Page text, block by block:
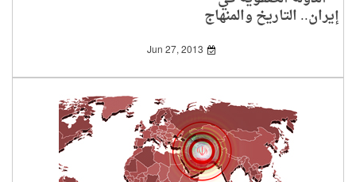
إيران.. التاريخ والمنهاج
Jun 27, 2013